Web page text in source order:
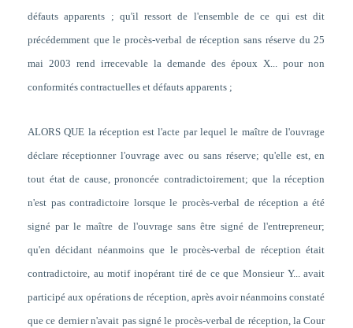
défauts apparents ; qu'il ressort de l'ensemble de ce qui est dit
précédemment que le procès-verbal de réception sans réserve du 25
mai 2003 rend irrecevable la demande des époux X... pour non
conformités contractuelles et défauts apparents ;
ALORS QUE la réception est l'acte par lequel le maître de l'ouvrage
déclare réceptionner l'ouvrage avec ou sans réserve; qu'elle est, en
tout état de cause, prononcée contradictoirement; que la réception
n'est pas contradictoire lorsque le procès-verbal de réception a été
signé par le maître de l'ouvrage sans être signé de l'entrepreneur;
qu'en décidant néanmoins que le procès-verbal de réception était
contradictoire, au motif inopérant tiré de ce que Monsieur Y... avait
participé aux opérations de réception, après avoir néanmoins constaté
que ce dernier n'avait pas signé le procès-verbal de réception, la Cour